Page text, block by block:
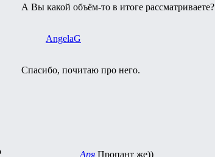
А Вы какой объём-то в итоге рассматриваете?
AngelaG
Спасибо, почитаю про него.
Аря Пропант же))